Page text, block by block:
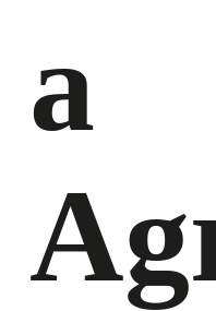
a